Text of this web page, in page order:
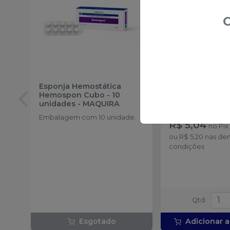
Esponja Hemostática
Hemospon Cubo - 10
unidades - MAQUIRA
Embalagem com 10 unidade.
Esgotado
R$ 5,04 noPix
ou R$ 5,20 nas
condições
Qtd :
Adicionar